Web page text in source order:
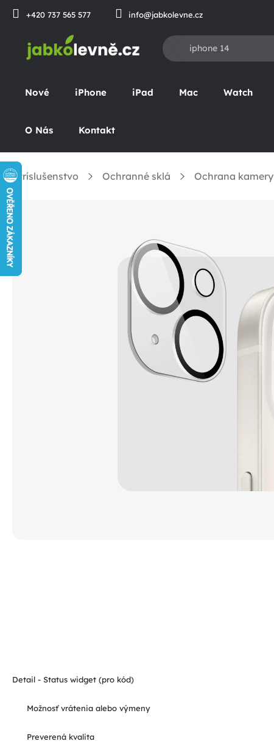
Prejsť
+420 737 565 577 info@jabkolevne.cz
Nové iPhone iPad Mac Watch
O Nás Kontakt
Príslušenstvo Ochranné sklá Ochrana kamery
Detail - Status widget (pro kód)
Možnosť vrátenia alebo výmeny
Preverená kvalita